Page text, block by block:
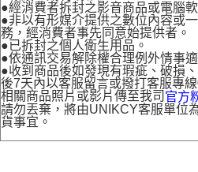
●經消費者拆封之影音商品或電腦軟
●非以有形媒介提供之數位內容或
務，經消費者事先同意始提供者。
●已拆封之個人衛生用品。
●依通訊交易解除權合理例外情事
●收到商品後如發現有瑕疵、破損
後7天內以客服留言或撥打客服專
相關商品照片或影片傳至我司 官方
請勿丟棄，將由UNIKCY客服單位
貨事宜。